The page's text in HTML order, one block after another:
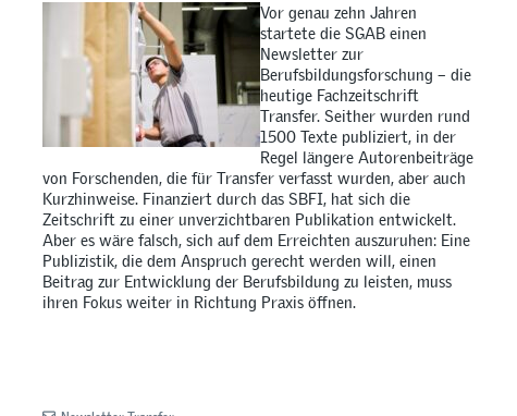
Vor genau zehn Jahren
startete die SGAB einen
Newsletter zur
Berufsbildungsforschung – die
heutige Fachzeitschrift
Transfer. Seither wurden rund
1500 Texte publiziert, in der
Regel längere Autorenbeiträge
von Forschenden, die für Transfer verfasst wurden, aber auch
Kurzhinweise. Finanziert durch das SBFI, hat sich die
Zeitschrift zu einer unverzichtbaren Publikation entwickelt.
Aber es wäre falsch, sich auf dem Erreichten auszuruhen: Eine
Publizistik, die dem Anspruch gerecht werden will, einen
Beitrag zur Entwicklung der Berufsbildung zu leisten, muss
ihren Fokus weiter in Richtung Praxis öffnen.